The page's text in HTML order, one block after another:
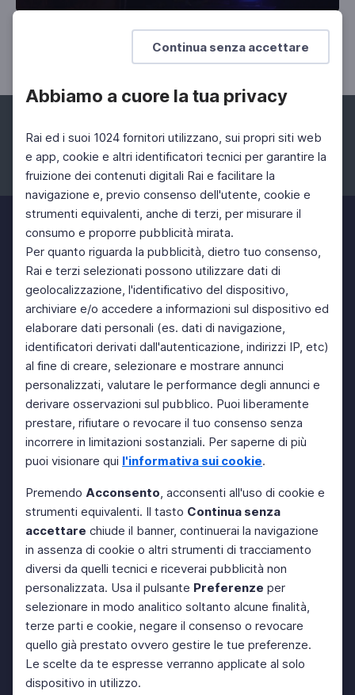
Continua senza accettare
Abbiamo a cuore la tua privacy
Rai ed i suoi 1024 fornitori utilizzano, sui propri siti web
e app, cookie e altri identificatori tecnici per garantire la
fruizione dei contenuti digitali Rai e facilitare la
navigazione e, previo consenso dell'utente, cookie e
strumenti equivalenti, anche di terzi, per misurare il
consumo e proporre pubblicità mirata.
Per quanto riguarda la pubblicità, dietro tuo consenso,
Rai e terzi selezionati possono utilizzare dati di
geolocalizzazione, l'identificativo del dispositivo,
archiviare e/o accedere a informazioni sul dispositivo ed
elaborare dati personali (es. dati di navigazione,
identificatori derivati dall'autenticazione, indirizzi IP, etc)
al fine di creare, selezionare e mostrare annunci
personalizzati, valutare le performance degli annunci e
derivare osservazioni sul pubblico. Puoi liberamente
prestare, rifiutare o revocare il tuo consenso senza
incorrere in limitazioni sostanziali. Per saperne di più
puoi visionare qui l'informativa sui cookie.
Premendo Acconsento, acconsenti all'uso di cookie e
strumenti equivalenti. Il tasto Continua senza
accettare chiude il banner, continuerai la navigazione
in assenza di cookie o altri strumenti di tracciamento
diversi da quelli tecnici e riceverai pubblicità non
personalizzata. Usa il pulsante Preferenze per
selezionare in modo analitico soltanto alcune finalità,
terze parti e cookie, negare il consenso o revocare
quello già prestato ovvero gestire le tue preferenze.
Le scelte da te espresse verranno applicate al solo
dispositivo in utilizzo.
Premio Acqui Storia 2023
Facebook Instagram Twitter